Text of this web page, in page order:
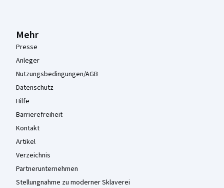
Mehr
Presse
Anleger
Nutzungsbedingungen/AGB
Datenschutz
Hilfe
Barrierefreiheit
Kontakt
Artikel
Verzeichnis
Partnerunternehmen
Stellungnahme zu moderner Sklaverei